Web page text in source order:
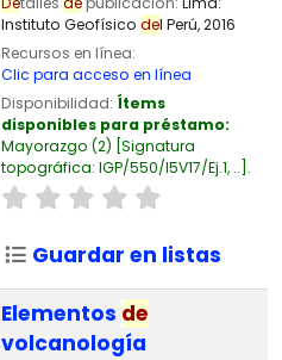
Instituto Geofísico del Perú,2016
Recursos en línea:
Clic para acceso en línea
Disponibilidad: Ítems
disponibles para préstamo:
Mayorazgo (2) Signatura
topográfica: IGP/550/I5V17/Ej.1, .. .
Guardar en listas
Elementos de
volcanología